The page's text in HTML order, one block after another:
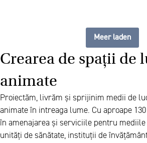
Meer laden
Crearea de spații de
animate
Proiectăm, livrăm și sprijinim medii de
animate în intreaga lume. Cu aproape
în amenajarea și serviciile pentru
unități de sănătate, instituții de